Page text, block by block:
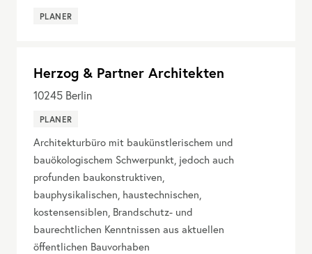
PLANER
Herzog & Partner Architekten
10245 Berlin
PLANER
Architekturbüro mit baukünstlerischem und
bauökologischem Schwerpunkt, jedoch auch
profunden baukonstruktiven,
bauphysikalischen, haustechnischen,
kostensensiblen, Brandschutz- und
baurechtlichen Kenntnissen aus aktuellen
öffentlichen Bauvorhaben